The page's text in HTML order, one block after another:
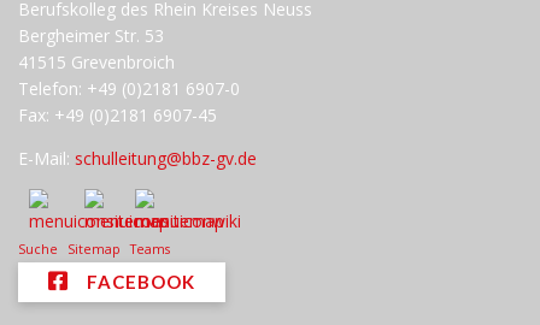
Berufskolleg des Rhein Kreises Neuss
Bergheimer Str. 53
41515 Grevenbroich
Telefon: +49 (0)2181 6907-0
Fax: +49 (0)2181 6907-45
E-Mail: schulleitung@bbz-gv.de
Suche Sitemap Teams
FACEBOOK